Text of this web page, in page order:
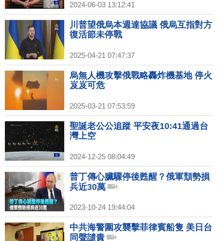
2024-06-03 13:12:41
川普望俄烏本週達協議 俄烏互指對方
復活節未停戰
2025-04-21 07:47:37
烏無人機攻擊俄戰略轟炸機基地 停火
岌岌可危
2025-03-21 07:53:59
聖誕老公公追蹤 平安夜10:41通過台
灣上空
2024-12-25 08:04:49
普丁傳心臟驟停後甦醒？俄軍頹勢損
兵近30萬
2023-10-24 19:44:04
中共海警圍攻襲擊菲律賓船隻 美日台
同聲譴責